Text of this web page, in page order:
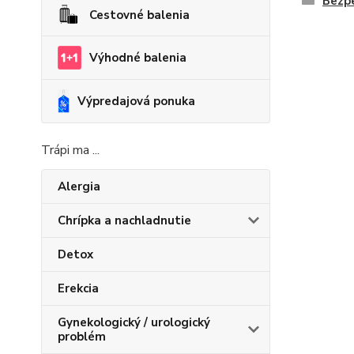
Cestovné balenia
Výhodné balenia
Výpredajová ponuka
Trápi ma ...
Alergia
Chrípka a nachladnutie
Detox
Erekcia
Gynekologický / urologický
problém